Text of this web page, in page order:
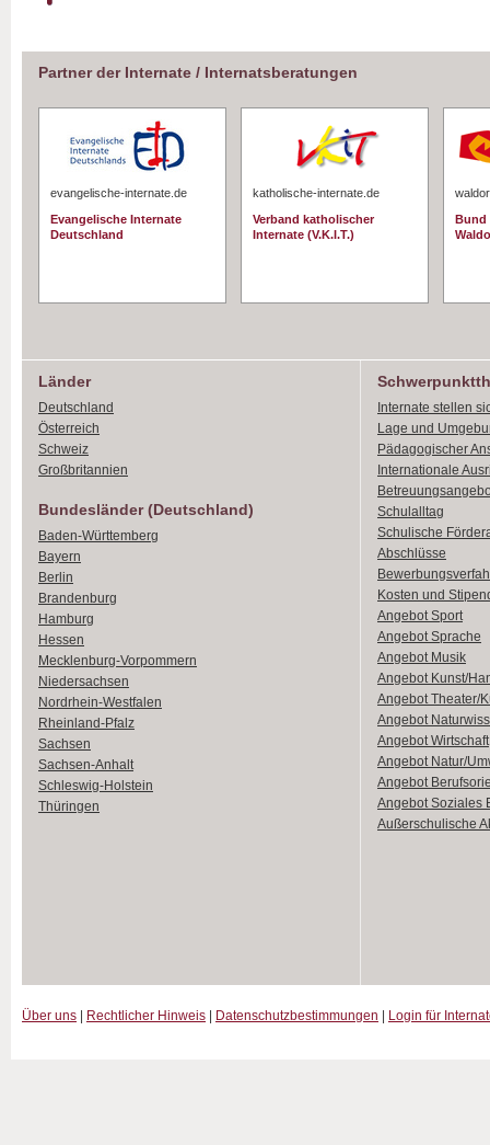
Partner der Internate / Internatsberatungen
evangelische-internate.de
Evangelische Internate
Deutschland
katholische-internate.de
Verband katholischer
Internate (V.K.I.T.)
Bund
Länder
Deutschland
Österreich
Schweiz
Großbritannien
Bundesländer (Deutschland)
Baden-Württemberg
Bayern
Berlin
Brandenburg
Hamburg
Hessen
Mecklenburg-Vorpommern
Niedersachsen
Nordrhein-Westfalen
Rheinland-Pfalz
Sachsen
Sachsen-Anhalt
Schleswig-Holstein
Thüringen
Internate stellen
Lage und
Pädagogischer
Internationale
Schulalltag
Schulische
Abschlüsse
Kosten und
Angebot Sport
Angebot Sprache
Angebot Musik
Angebot Kunst/
Angebot Theater/
Angebot
Angebot Wirtschaft
Angebot Natur/
Angebot
Angebot Soziales
Außerschulische
Über uns Rechtlicher Hinweis Datenschutzbestimmungen Login für